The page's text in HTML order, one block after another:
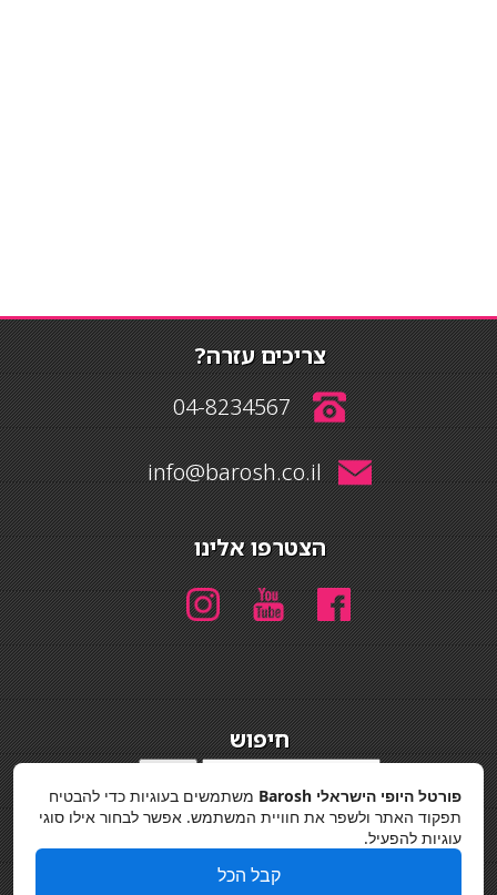
צריכים עזרה?
04-8234567
info@barosh.co.il
הצטרפו אלינו
חיפוש
מדיניות פרטיות
פורטל היופי הישראלי Barosh
משתמשים בעוגיות כדי להבטיח
תפקוד האתר ולשפר את חוויית המשתמש. אפשר לבחור אילו סוגי
עוגיות להפעיל.
קבל הכל